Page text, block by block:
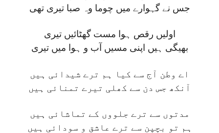
جس نے گہوارے میں چوما وہ صبا تیری تھی
اولیں رقص ہوا مست گھٹائیں تیری
بھیگی ہیں اپنی مسیں آب و ہوا میں تیری
اے وطن آج سے کیا ہم ترے شیدائی ہیں
آنکھ جس دن سے کھلی تیرے تمنائی ہیں
مدتوں سے ترے جلووں کے تماشائی ہیں
ہم تو بچپن سے ترے عاشق و سودائی ہیں